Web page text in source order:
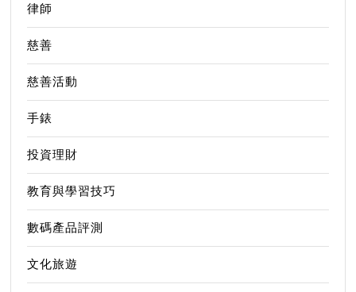
律師
慈善
慈善活動
手錶
投資理財
教育與學習技巧
數碼產品評測
文化旅遊